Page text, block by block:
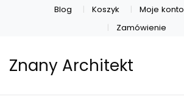
Blog Koszyk Moje konto
Zamówienie
Znany Architekt